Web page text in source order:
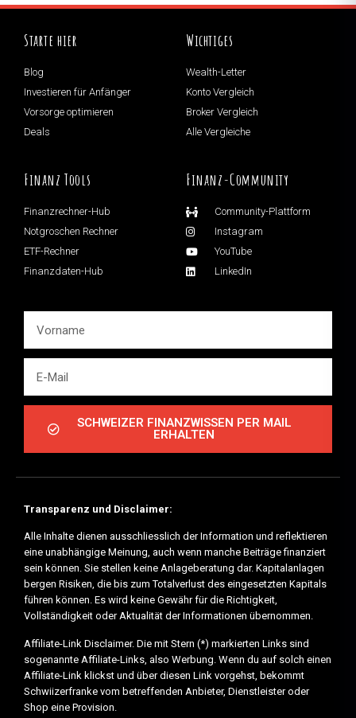
Starte hier
Blog
Investieren für Anfänger
Vorsorge optimieren
Deals
Wichtiges
Wealth-Letter
Konto Vergleich
Broker Vergleich
Alle Vergleiche
Finanz Tools
Finanzrechner-Hub
Notgroschen Rechner
ETF-Rechner
Finanzdaten-Hub
Finanz-Community
Community-Plattform
Instagram
YouTube
LinkedIn
SCHWEIZER FINANZWISSEN PER MAIL
ERHALTEN
Transparenz und Disclaimer:
Alle Inhalte dienen ausschliesslich der Information und reflektieren
eine unabhängige Meinung, auch wenn manche Beiträge finanziert
sein können. Sie stellen keine Anlageberatung dar. Kapitalanlagen
bergen Risiken, die bis zum Totalverlust des eingesetzten Kapitals
führen können. Es wird keine Gewähr für die Richtigkeit,
Vollständigkeit oder Aktualität der Informationen übernommen.
Affiliate-Link Disclaimer. Die mit Stern (*) markierten Links sind
sogenannte Affiliate-Links, also Werbung. Wenn du auf solch einen
Affiliate-Link klickst und über diesen Link vorgehst, bekommt
Schwiizerfranke vom betreffenden Anbieter, Dienstleister oder
Shop eine Provision.